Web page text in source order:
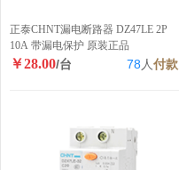
正泰CHNT漏电断路器 DZ47LE 2P
10A 带漏电保护 原装正品
￥28.00/台 78 人付款